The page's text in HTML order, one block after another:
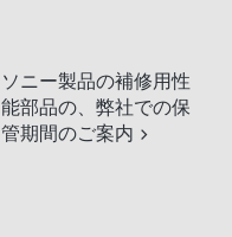
ソニー製品の補修用性
能部品の、弊社での保
管期間のご案内